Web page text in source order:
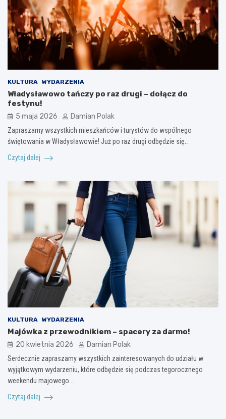
KULTURA WYDARZENIA
Władysławowo tańczy po raz drugi – dołącz do
festynu!
5 maja 2026 Damian Polak
Zapraszamy wszystkich mieszkańców i turystów do wspólnego
świętowania w Władysławowie! Już po raz drugi odbędzie się…
Czytaj dalej
KULTURA WYDARZENIA
Majówka z przewodnikiem – spacery za darmo!
20 kwietnia 2026 Damian Polak
Serdecznie zapraszamy wszystkich zainteresowanych do udziału w
wyjątkowym wydarzeniu, które odbędzie się podczas tegorocznego
weekendu majowego.…
Czytaj dalej